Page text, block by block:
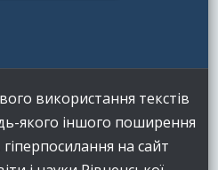
використання текстів
якого іншого поширення
гіперпосилання на сайт